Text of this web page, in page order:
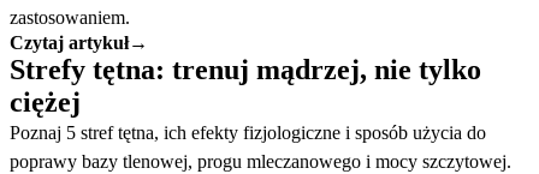
zastosowaniem.
Czytaj artykuł→
Strefy tętna: trenuj mądrzej, nie tylko
ciężej
Poznaj 5 stref tętna, ich efekty fizjologiczne i sposób użycia do
poprawy bazy tlenowej, progu mleczanowego i mocy szczytowej.